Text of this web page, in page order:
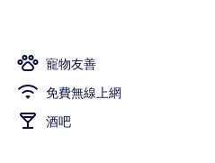
寵物友善
免費無線上網
酒吧